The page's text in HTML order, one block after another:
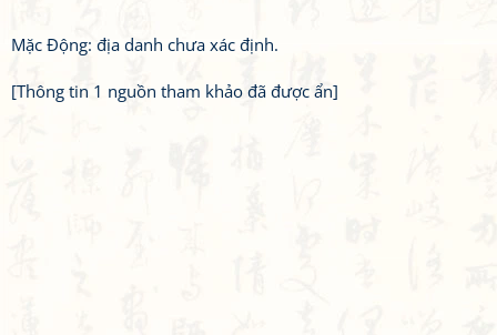
Mặc Động: địa danh chưa xác định.
[Thông tin 1 nguồn tham khảo đã được ẩn]